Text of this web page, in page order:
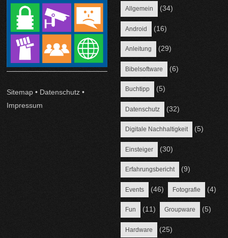
Sitemap • Datenschutz •
Impressum
Allgemein (34)
Android (16)
Anleitung (29)
Bibelsoftware (6)
Buchtipp (5)
Datenschutz (32)
Digitale Nachhaltigkeit (5)
Einsteiger (30)
Erfahrungsbericht (9)
Events (46) Fotografie (4)
Fun (11) Groupware (5)
Hardware (25)